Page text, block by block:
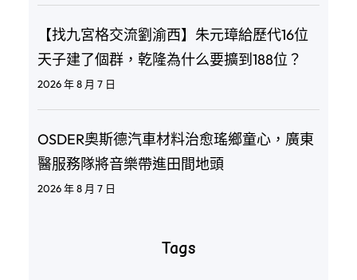
【找九宮格交流劉渝西】朱元璋給歷代16位
天子建了個群，乾隆為什么要擴到188位？
2026 年 8 月 7 日
OSDER奧斯德汽車材料治愈瑤鄉童心，廣東
醫服務隊將音樂帶進田間地頭
2026 年 8 月 7 日
Tags